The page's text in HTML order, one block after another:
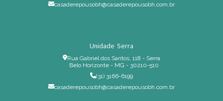
casaderepousobh@casaderepousobh.com.br
Unidade Serra
Rua Gabriel dos Santos, 118 - Serra
Belo Horizonte - MG - 30210-510
(31) 3166-6199
casaderepousobh@casaderepousobh.com.br